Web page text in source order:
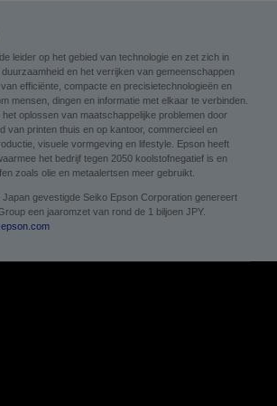
leider op het gebied van technologie en zet zich in
en het verrijken van gemeenschappen
efficiënte, compacte en precisietechnologieën en
mensen, dingen en informatie met elkaar te verbinden.
oplossen van maatschappelijke problemen door
van printen thuis en op kantoor, commercieel en
visuele vormgeving en lifestyle. Epson heeft
het bedrijf tegen 2050 koolstofnegatief is en
zoals olie en metaalertsen meer gebruikt.
gevestigde Seiko Epson Corporation genereert
een jaaromzet van rond de 1 biljoen JPY.